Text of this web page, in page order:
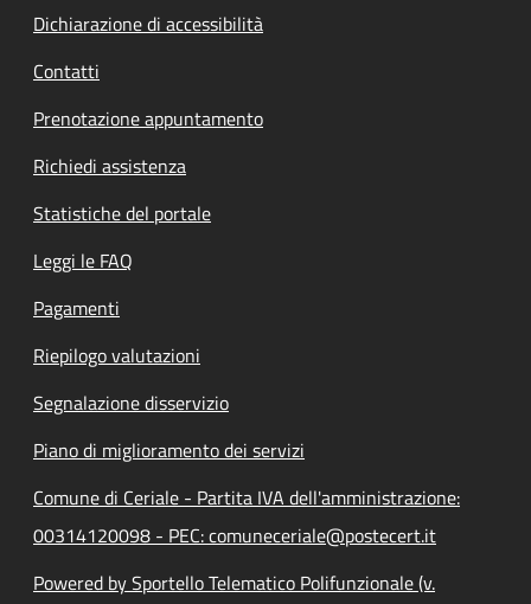
Dichiarazione di accessibilità
Contatti
Prenotazione appuntamento
Richiedi assistenza
Statistiche del portale
Leggi le FAQ
Pagamenti
Riepilogo valutazioni
Segnalazione disservizio
Piano di miglioramento dei servizi
Comune di Ceriale - Partita IVA dell'amministrazione:
00314120098 - PEC: comuneceriale@postecert.it
Powered by Sportello Telematico Polifunzionale (v.